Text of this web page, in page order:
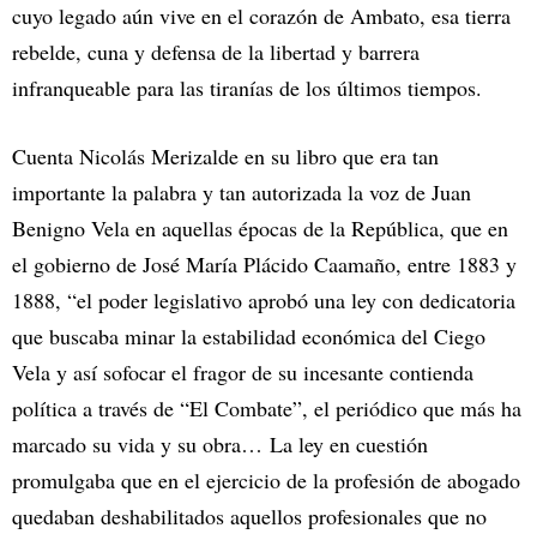
cuyo legado aún vive en el corazón de Ambato, esa tierra
rebelde, cuna y defensa de la libertad y barrera
infranqueable para las tiranías de los últimos tiempos.
Cuenta Nicolás Merizalde en su libro que era tan
importante la palabra y tan autorizada la voz de Juan
Benigno Vela en aquellas épocas de la República, que en
el gobierno de José María Plácido Caamaño, entre 1883 y
1888, “el poder legislativo aprobó una ley con dedicatoria
que buscaba minar la estabilidad económica del Ciego
Vela y así sofocar el fragor de su incesante contienda
política a través de “El Combate”, el periódico que más ha
marcado su vida y su obra… La ley en cuestión
promulgaba que en el ejercicio de la profesión de abogado
quedaban deshabilitados aquellos profesionales que no